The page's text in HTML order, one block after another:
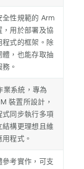
全性規範的 Arm
，用於部署及協
程式的框架。除
體，也能存取抽
。
業系統，專為
裝置所設計，
式同步執行多項
結構更理想且維
程式。
參考實作，可支